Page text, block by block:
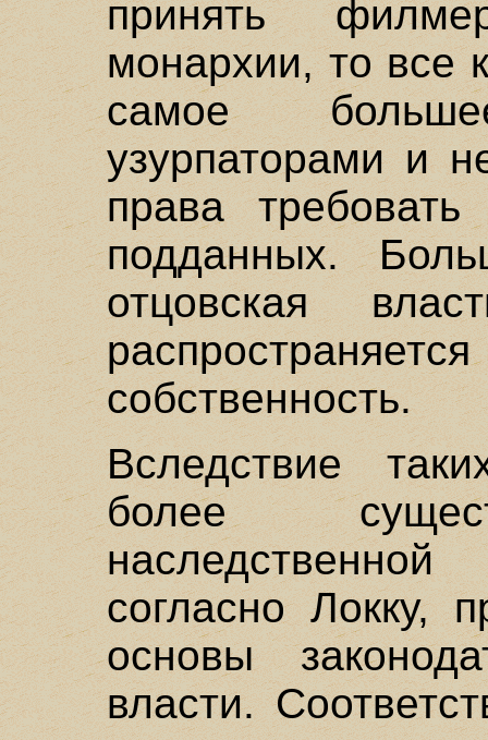
принять
монархии, то все
самое
узурпаторами и
права
подданных.
отцовская
собственность.
Вследствие
более
согласно Локку,
основы
власти.